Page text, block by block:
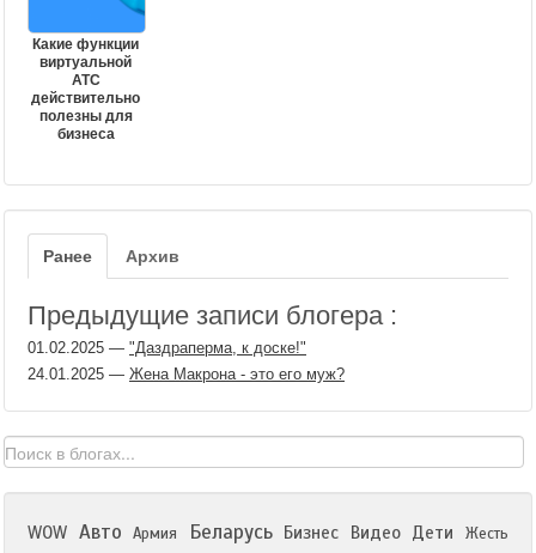
Какие функции
виртуальной
АТС
действительно
полезны для
бизнеса
Ранее Архив
Предыдущие записи блогера :
01.02.2025 — "Даздраперма, к доске!"
24.01.2025 — Жена Макрона - это его муж?
WOW Авто Армия Беларусь Бизнес Видео Дети
Жесть